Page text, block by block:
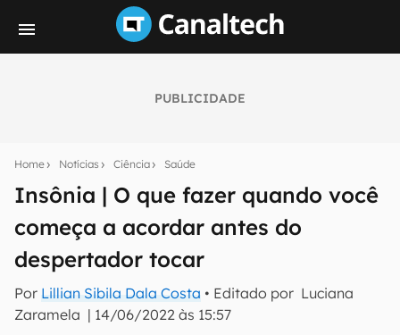
PUBLICIDADE
Home Notícias Ciência Saúde
Insônia | O que fazer quando você
começa a acordar antes do
despertador tocar
Por Lillian Sibila Dala Costa • Editado por Luciana
Zaramela | 14/06/2022 às 15:57
notícias e reviews sobre tecnologia em primeira
mão.
E-mail
inscreva-se